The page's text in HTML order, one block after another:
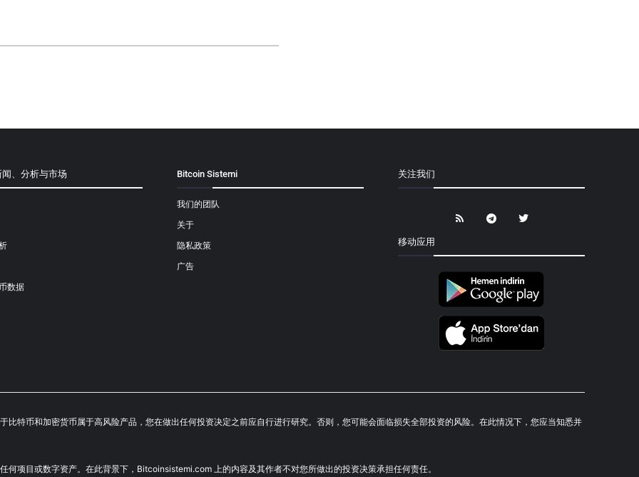
、分析与市场
数据
Bitcoin Sistemi
我们的团队
关于
隐私政策
广告
关注我们
移动应用
特币和加密货币属于高风险产品，您在做出任何投资决定之前应自行进行研究。否则，您可能会面临损失全部投资的风险。在此情况下，您应当知悉并
项目或数字资产。在此背景下，Bitcoinsistemi.com 上的内容及其作者不对您所做出的投资决策承担任何责任。